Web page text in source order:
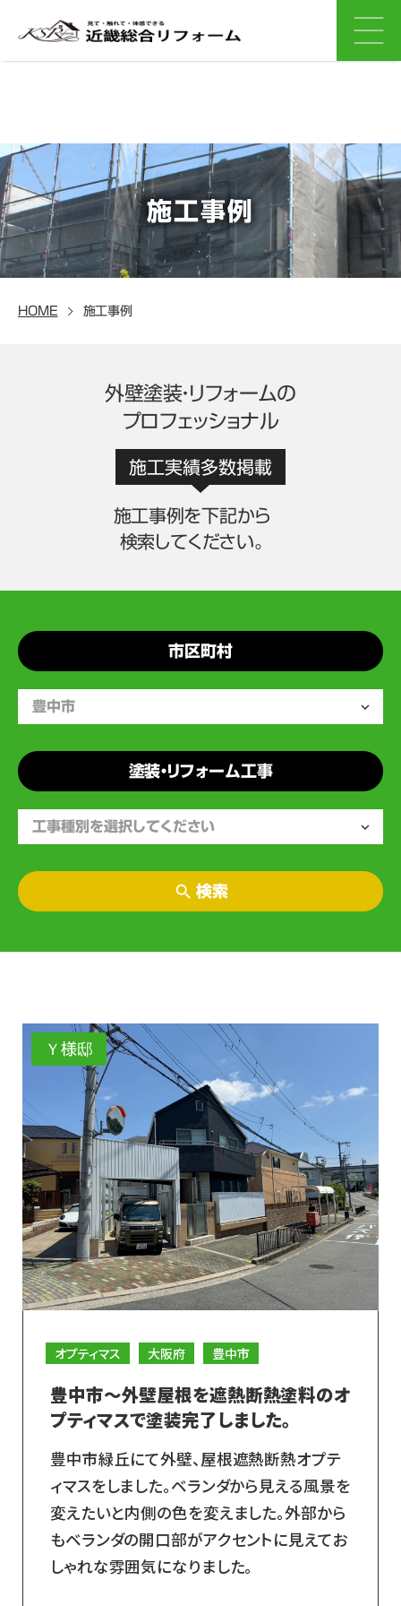
施工事例
HOME 施工事例
外壁塗装・リフォームの
プロフェッショナル
施工実績多数掲載
施工事例を下記から
検索してください。
市区町村
塗装・リフォーム工事
検索
Ｙ様邸
オプティマス 大阪府 豊中市
豊中市～外壁屋根を遮熱断熱塗料のオ
プティマスで塗装完了しました。
豊中市緑丘にて外壁、屋根遮熱断熱オプテ
ィマスをしました。ベランダから見える風景を
変えたいと内側の色を変えました。外部から
もベランダの開口部がアクセントに見えてお
しゃれな雰囲気になりました。